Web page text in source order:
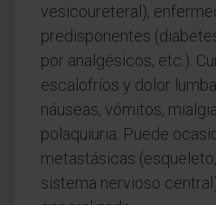
vesicoureteral),
predisponentes
por analgésicos, etc.).
escalofríos y dolor
náuseas, vómitos,
polaquiuria. Puede
metastásicas
sistema nervioso